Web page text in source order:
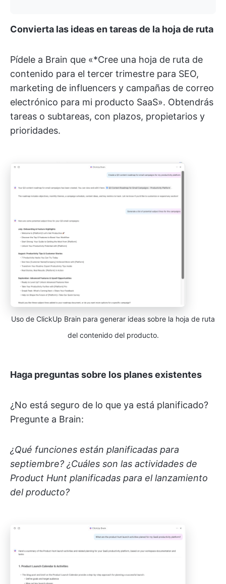
Convierta las ideas en tareas de la hoja de ruta
Pídele a Brain que «*Cree una hoja de ruta de
contenido para el tercer trimestre para SEO,
marketing de influencers y campañas de correo
electrónico para mi producto SaaS». Obtendrás
tareas o subtareas, con plazos, propietarios y
prioridades.
Uso de ClickUp Brain para generar ideas sobre la hoja de ruta
del contenido del producto.
Haga preguntas sobre los planes existentes
¿No está seguro de lo que ya está planificado?
Pregunte a Brain:
¿Qué funciones están planificadas para
septiembre? ¿Cuáles son las actividades de
Product Hunt planificadas para el lanzamiento
del producto?